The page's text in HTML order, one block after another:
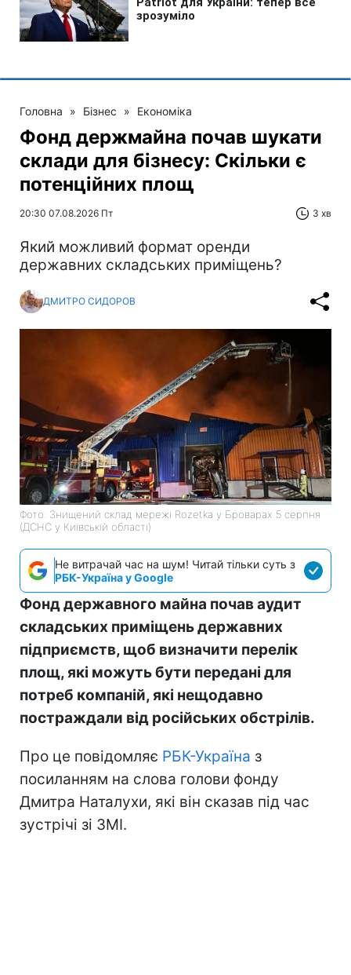
Головна » Бізнес » Економіка
Фонд держмайна почав шукати
склади для бізнесу: Скільки є
потенційних площ
20:30 07.08.2026 Пт 3 хв
Який можливий формат оренди
державних складських приміщень?
ДМИТРО СИДОРОВ
Фото: Знищений склад мережі Rozetka у Броварах 5 серпня
(ДСНС у Київській області)
Не витрачай час на шум! Читай тільки суть з
РБК-Україна у Google
Фонд державного майна почав аудит
складських приміщень державних
підприємств, щоб визначити перелік
площ, які можуть бути передані для
потреб компаній, які нещодавно
постраждали від російських обстрілів.
Про це повідомляє РБК-Україна з
посиланням на слова голови фонду
Дмитра Наталухи, які він сказав під час
зустрічі зі ЗМІ.